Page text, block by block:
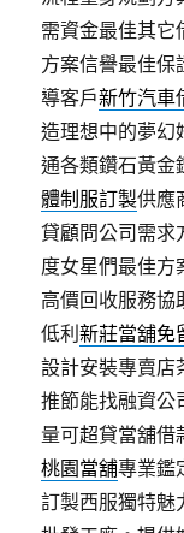
需資金最佳其它
方案信譽最佳保
導客戶新竹汽車
造理想中的夢幻
通各類鑽石黃金
體制服訂製供應
貸顧問公司需求
度女星們最佳方
高價回收服務協
低利新莊當舖免
設計安裝專賣店
推節能找融資公
量可超貸當舖借
桃園當舖專業鑑
訂製西服獨特魅